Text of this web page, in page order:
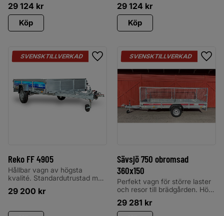
spiralkabel, stödhjul, invändiga
surrningsöglor CE-märkta,
utvändiga bindkrokar, 5-
bultsfälgar, samt plåtskärmar
29 124 kr
Köp
425, 475, 525 kg. Levereras
med odämpad tipp,
spiralkabel, stödhjul, invändiga
surrningsöglor CE-märkta,
bultsfälgar, samt plåtskärmar
med avbärare
29 124 kr
Köp
Reko FF 4905
Hållbar vagn av högsta
kvalité. Standardutrustad med
surrningsöglor och fällbara
har 5 svetsade balkar under
29 200 kr
SVENSKTILLVERKAD
Lägg till i favoriter
Sävsjö 750 obromsad
360x150
Perfekt vagn för större laster
och resor till brädgården. Hög
29 281 kr
SVENSKTILLVERKAD